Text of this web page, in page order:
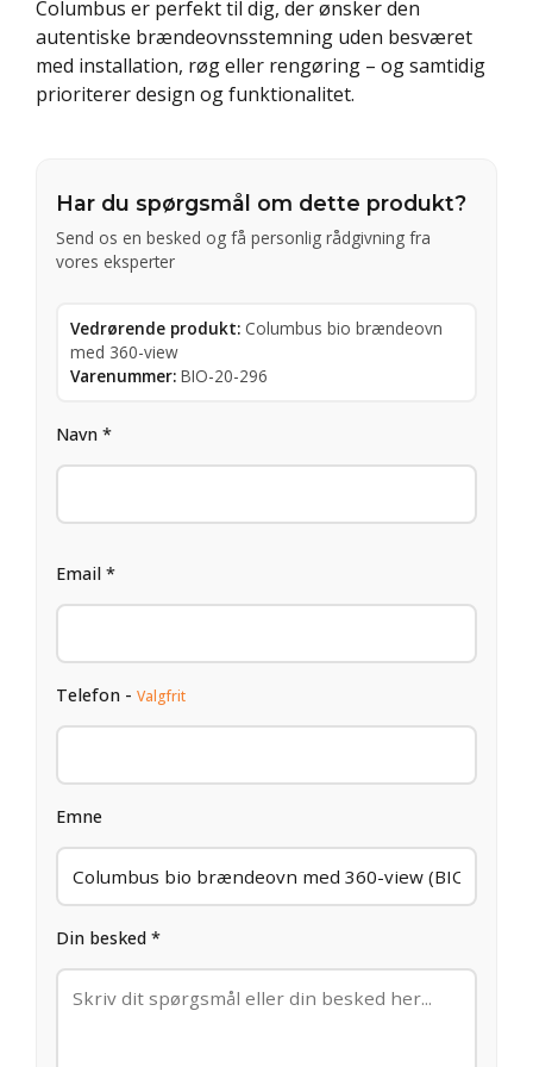
Columbus er perfekt til dig, der ønsker den
autentiske brændeovnsstemning uden besværet
med installation, røg eller rengøring – og samtidig
prioriterer design og funktionalitet.
Har du spørgsmål om dette produkt?
Send os en besked og få personlig rådgivning fra
vores eksperter
Vedrørende produkt: Columbus bio brændeovn
med 360-view
Varenummer: BIO-20-296
Navn *
Email *
Telefon - Valgfrit
Emne
Din besked *